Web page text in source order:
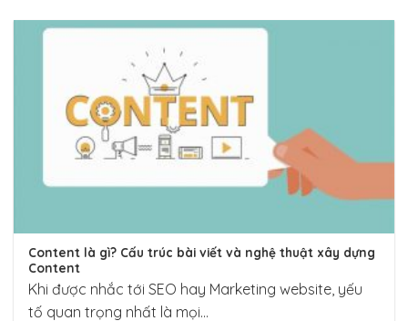
Content là gì? Cấu trúc bài viết và nghệ thuật xây dựng
Content
Khi được nhắc tới SEO hay Marketing website, yếu
tố quan trọng nhất là mọi...